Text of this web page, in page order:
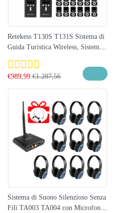
Retekess T130S T131S Sistema di
Guida Turistica Wireless, Sistema
Adatto per Tour di Gruppo, Visite
in Fabbrica, Conferenze, ecc.
€989,99 €1.287,56
Sistema di Suono Silenzioso Senza
Fili TA003 TA004 con Microfono